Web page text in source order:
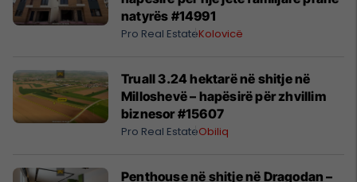
Bregu I Diellit
Pro Real Estate
Familje